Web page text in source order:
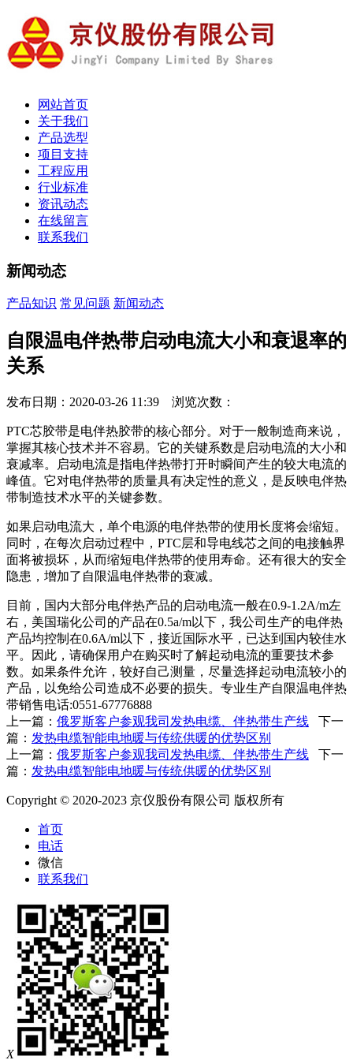
网站首页
关于我们
产品选型
项目支持
工程应用
行业标准
资讯动态
在线留言
联系我们
新闻动态
产品知识 常见问题 新闻动态
自限温电伴热带启动电流大小和衰退率的
关系
发布日期：2020-03-26 11:39 浏览次数：
PTC芯胶带是电伴热胶带的核心部分。对于一般制造商来说，
掌握其核心技术并不容易。它的关键系数是启动电流的大小和
衰减率。启动电流是指电伴热带打开时瞬间产生的较大电流的
峰值。它对电伴热带的质量具有决定性的意义，是反映电伴热
带制造技术水平的关键参数。
如果启动电流大，单个电源的电伴热带的使用长度将会缩短。
同时，在每次启动过程中，PTC层和导电线芯之间的电接触界
面将被损坏，从而缩短电伴热带的使用寿命。还有很大的安全
隐患，增加了自限温电伴热带的衰减。
目前，国内大部分电伴热产品的启动电流一般在0.9-1.2A/m左
右，美国瑞化公司的产品在0.5a/m以下，我公司生产的电伴热
产品均控制在0.6A/m以下，接近国际水平，已达到国内较佳水
平。因此，请确保用户在购买时了解起动电流的重要技术参
数。如果条件允许，较好自己测量，尽量选择起动电流较小的
产品，以免给公司造成不必要的损失。专业生产自限温电伴热
带销售电话:0551-67776888
上一篇： 俄罗斯客户参观我司发热电缆、伴热带生产线 下一
篇： 发热电缆智能电地暖与传统供暖的优势区别
上一篇： 俄罗斯客户参观我司发热电缆、伴热带生产线 下一
篇： 发热电缆智能电地暖与传统供暖的优势区别
Copyright © 2020-2023 京仪股份有限公司 版权所有
首页
电话
微信
联系我们
X